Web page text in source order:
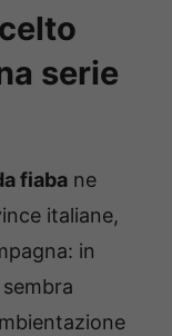
serie
fiaba ne
italiane,
in